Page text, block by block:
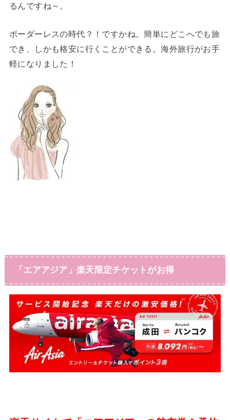
るんですね～。
ボーダーレスの時代？！ですかね。簡単にどこへでも旅
でき、しかも格安に行くことができる。海外旅行がお手
軽になりました！
「エアアジア」楽天限定チケットがお得